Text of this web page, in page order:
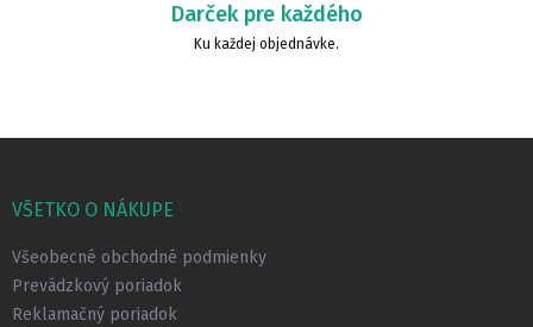
Darček pre každého
Ku každej objednávke.
pVŠETKO O NÁKUPE
Všeobecné obchodné podmienky
Prevádzkový poriadok
Reklamačný poriadok